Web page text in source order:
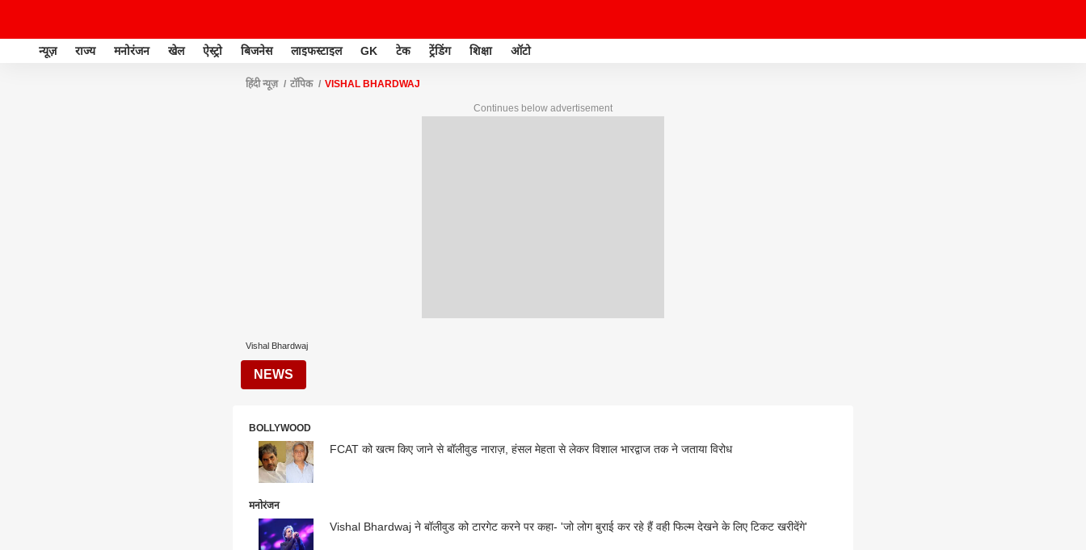
न्यूज़ राज्य मनोरंजन खेल ऐस्ट्रो बिजनेस लाइफस्टाइल GK टेक ट्रेंडिंग शिक्षा ऑटो
हिंदी न्यूज़ टॉपिक VISHAL BHARDWAJ
Continues below advertisement
Vishal Bhardwaj
NEWS
BOLLYWOOD
FCAT को खत्म किए जाने से बॉलीवुड नाराज़, हंसल मेहता से लेकर विशाल भारद्वाज तक ने जताया विरोध
मनोरंजन
Vishal Bhardwaj ने बॉलीवुड को टारगेट करने पर कहा- 'जो लोग बुराई कर रहे हैं वही फिल्म देखने के लिए टिकट खरीदेंगे'